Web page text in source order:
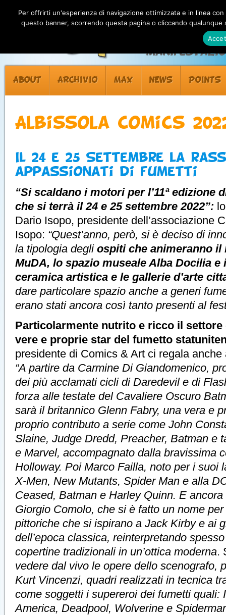
ABOUT ARCHIVIO MAX NEWS POINTS
Albissola Comics
Il 24 e 25 Settembre la
appassionati di fumetti
“Si scaldano i motori per l’11ª edizione
che si terrà il 24 e 25 settembre 2022”:
Dario Isopo, presidente dell’associazione
Isopo: “Quest’anno, però, si è deciso di
la tipologia degli ospiti che animeranno
MuDA, lo spazio museale Alba Docilia
ceramica artistica e le gallerie d’arte
dare particolare spazio anche a generi
erano stati ancora così tanto presenti al
Particolarmente nutrito e ricco il
vere e proprie star del fumetto
presidente di Comics & Art ci regala
“A partire da Carmine Di Giandomenico,
dei più acclamati cicli di Daredevil e di
forza alle testate del Cavaliere Oscuro
sarà il britannico Glenn Fabry, una vera e
proprio contributo a serie come John
Slaine, Judge Dredd, Preacher, Batman e
e Marvel, accompagnato dalla bravissima
Holloway. Poi Marco Failla, noto per i suoi
X-Men, New Mutants, Spider Man e alla
Ceased, Batman e Harley Quinn. E
Giorgio Comolo, che si è fatto un nome
pittoriche che si ispirano a Jack Kirby e ai
dell’epoca classica, reinterpretando
copertine tradizionali in un’ottica moderna.
vedere dal vivo le opere dello scenografo,
Kurt Vincenzi, quadri realizzati in tecnica
come soggetti i supereroi dei fumetti quali:
America, Deadpool, Wolverine e
Per offrirti un'esperienza di navigazione ottimizzata e in linea
questo banner, scorrendo questa pagina o cliccando